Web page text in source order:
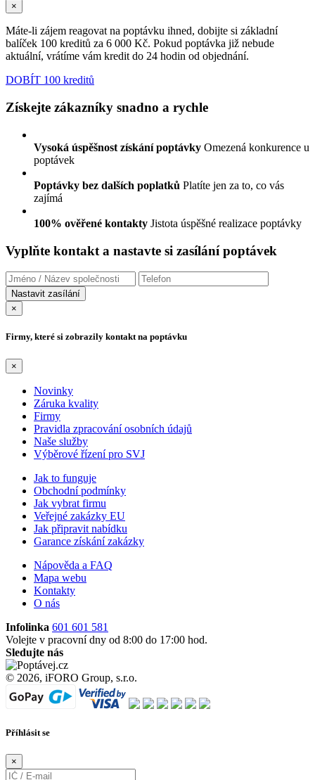
×
Máte-li zájem reagovat na poptávku ihned, dobijte si základní
balíček 100 kreditů za 6 000 Kč. Pokud poptávka již nebude
aktuální, vrátíme vám kredit do 24 hodin od objednání.
DOBÍT 100 kreditů
Získejte zákazníky snadno a rychle
Vysoká úspěšnost získání poptávky Omezená konkurence u
poptávek
Poptávky bez dalších poplatků Platíte jen za to, co vás
zajímá
100% ověřené kontakty Jistota úspěšné realizace poptávky
Vyplňte kontakt a nastavte si zasílání poptávek
×
Firmy, které si zobrazily kontakt na poptávku
×
Novinky
Záruka kvality
Firmy
Pravidla zpracování osobních údajů
Naše služby
Výběrové řízení pro SVJ
Jak to funguje
Obchodní podmínky
Jak vybrat firmu
Veřejné zakázky EU
Jak připravit nabídku
Garance získání zakázky
Nápověda a FAQ
Mapa webu
Kontakty
O nás
Infolinka 601 601 581
Volejte v pracovní dny od 8:00 do 17:00 hod.
Sledujte nás
© 2026, iFORO Group, s.r.o.
Příhlásit se
×